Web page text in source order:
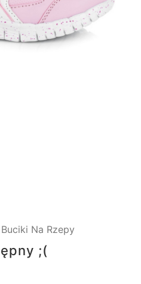
Na Rzepy
;(